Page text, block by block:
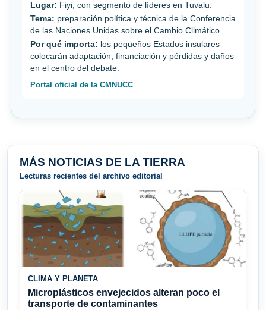
Lugar: Fiyi, con segmento de líderes en Tuvalu.
Tema: preparación política y técnica de la Conferencia
de las Naciones Unidas sobre el Cambio Climático.
Por qué importa: los pequeños Estados insulares
colocarán adaptación, financiación y pérdidas y daños
en el centro del debate.
Portal oficial de la CMNUCC
MÁS NOTICIAS DE LA TIERRA
Lecturas recientes del archivo editorial
CLIMA Y PLANETA
Microplásticos envejecidos alteran poco el
transporte de contaminantes